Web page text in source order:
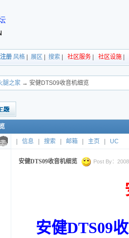
注册 风格 展区 搜索 社区服务 社区设施
腿之家 → 安健DTS09收音机细览
信息 搜索 邮箱 主页 UC
安健DTS09收音机细览 Post By：
安健DTS09